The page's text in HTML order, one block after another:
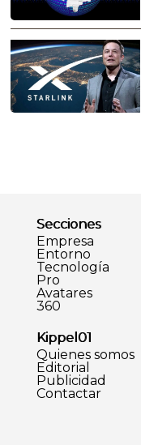
Secciones
Empresa
Entorno
Tecnología
Pro
Avatares
360
Kippel01
Quienes somos
Editorial
Publicidad
Contactar